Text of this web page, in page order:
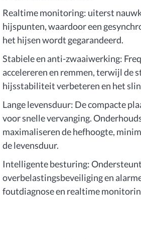
Realtime monitoring: uiterst
hijspunten, waardoor een
het hijsen wordt gegarandeerd.
Stabiele en anti-zwaaiwerking:
accelereren en remmen, terwijl de
hijsstabiliteit verbeteren en het
Lange levensduur: De compacte
voor snelle vervanging.
maximaliseren de hefhoogte,
de levensduur.
Intelligente besturing:
overbelastingsbeveiliging en
foutdiagnose en realtime